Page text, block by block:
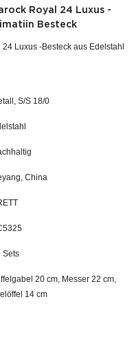
Royal 24 Luxus -
Besteck
Luxus -Besteck aus Edelstahl
S/S 18/0
China
Sets
20 cm, Messer 22 cm,
14 cm